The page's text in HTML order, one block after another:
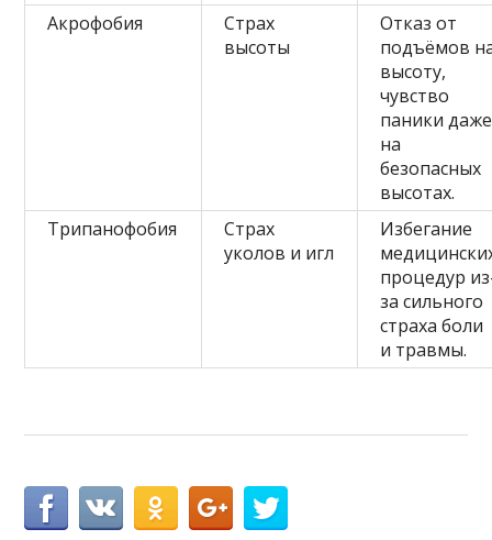
Акрофобия
Страх
высоты
Отказ от
подъёмов
высоту,
чувство
паники даже
на
безопасных
высотах.
Трипанофобия
Страх
уколов и игл
Избегание
процедур
за сильного
страха боли
и травмы.